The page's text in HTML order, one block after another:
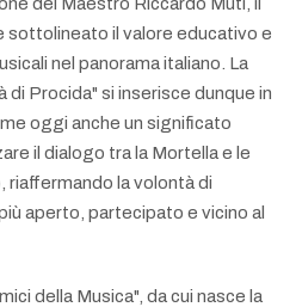
sottolineato il valore educativo e
nel panorama italiano. La
di Procida" si inserisce dunque in
oggi anche un significato
il dialogo tra la Mortella e le
riaffermando la volontà di
aperto, partecipato e vicino al
della Musica", da cui nasce la